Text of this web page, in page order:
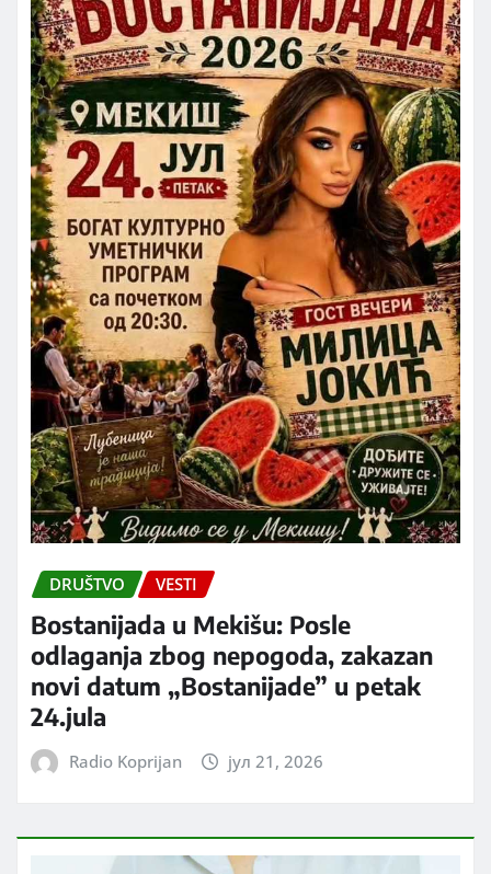
DRUŠTVO VESTI
Bostanijada u Mekišu: Posle
odlaganja zbog nepogoda, zakazan
novi datum „Bostanijade” u petak
24.jula
Radio Koprijan јул 21, 2026